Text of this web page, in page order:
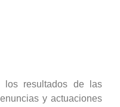
los resultados de las
y actuaciones